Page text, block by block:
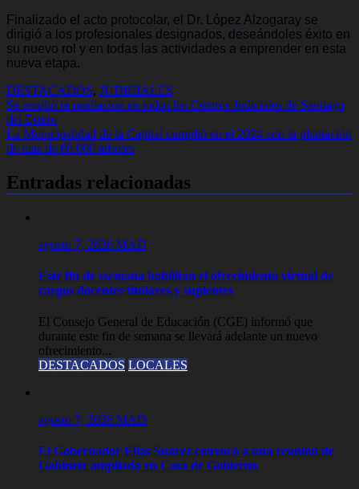
Finalizado el acto protocolar, el Dr. López Alzogaray se
dirigió a los profesionales designados, deseándoles éxito en
su nuevo rol y en todas las actividades a emprender en esta
nueva etapa.
DESTACADOS, JUDICIALES
Navegación
de
entradas
Se amplió la mediación en todos los Centros Judiciales de Santiago
del Estero
La Municipalidad de la Capital cumplió en el 2024 con la plantación
de más de 60.000 árboles
Entradas relacionadas
agosto 7, 2026 MAD
Este fin de ssemana habilitan el ofrecimiento virtual de
cargos docentes titulares y suplentes
El Consejo General de Educación (CGE) informó que
durante este fin de semana se llevará adelante un nuevo
ofrecimiento...
DESTACADOS LOCALES
agosto 7, 2026 MAD
El Gobernador Elias Suárez convocó a una reunión de
Gabinete ampliada en Casa de Gobierno